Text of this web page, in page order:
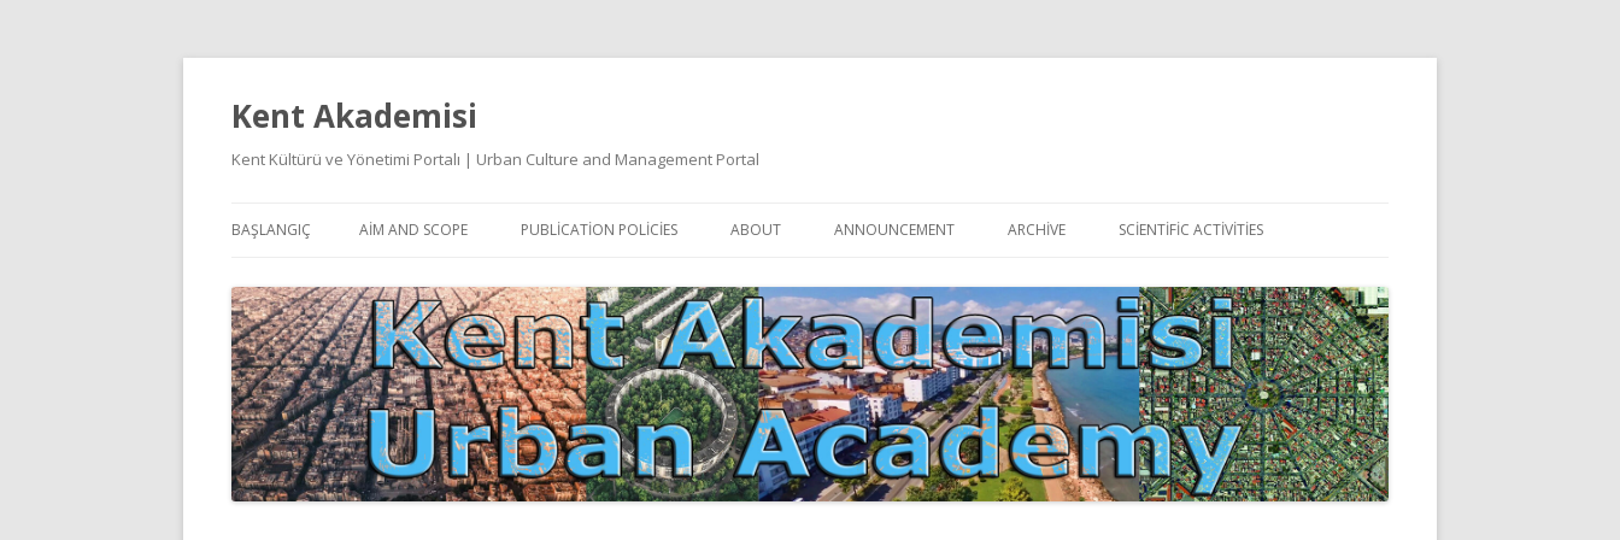
Kent Akademisi
Kent Kültürü ve Yönetimi Portalı | Urban Culture and Management Portal
atla
BAŞLANGIÇ AIM AND SCOPE PUBLICATION POLICIES
DOCUMENTATION
YAZIM KURALLARI
SÜREÇ REHBERI | PROCESS GUIDE
ETIK İLKELER | ETHICAL RULES
ABOUT
EDITORIAL BOARD
ETIK KURUL | ETHICAL BOARDS
İNDEKSLER
JOURNAL HISTORY | DERGI
TARIHÇESI
ANNOUNCEMENT ARCHIVE SCIENTIFIC ACTIVITIES